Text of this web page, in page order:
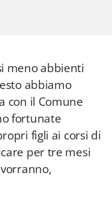
meno abbienti
abbiamo
con il Comune
fortunate
figli ai corsi di
per tre mesi